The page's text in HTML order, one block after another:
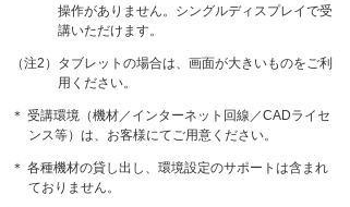
操作がありません。シングルディスプレイで受
講いただけます。
（注2）タブレットの場合は、画面が大きいものをご利
用ください。
＊ 受講環境（機材／インターネット回線／CADライセ
ンス等）は、お客様にてご用意ください。
＊ 各種機材の貸し出し、環境設定のサポートは含まれ
ておりません。